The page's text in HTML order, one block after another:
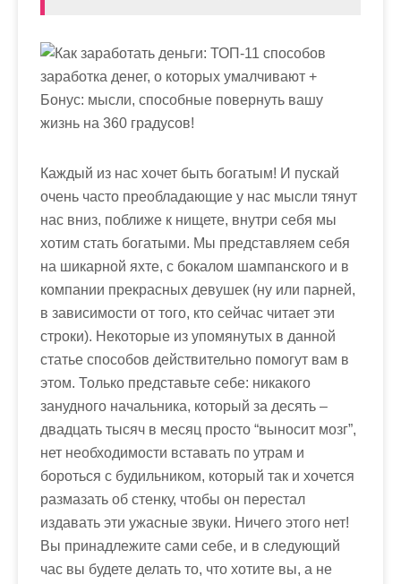
Каждый из нас хочет быть богатым! И пускай
очень часто преобладающие у нас мысли тянут
нас вниз, поближе к нищете, внутри себя мы
хотим стать богатыми. Мы представляем себя
на шикарной яхте, с бокалом шампанского и в
компании прекрасных девушек (ну или парней,
в зависимости от того, кто сейчас читает эти
строки). Некоторые из упомянутых в данной
статье способов действительно помогут вам в
этом. Только представьте себе: никакого
занудного начальника, который за десять –
двадцать тысяч в месяц просто “выносит мозг”,
нет необходимости вставать по утрам и
бороться с будильником, который так и хочется
размазать об стенку, чтобы он перестал
издавать эти ужасные звуки. Ничего этого нет!
Вы принадлежите сами себе, и в следующий
час вы будете делать то, что хотите вы, а не